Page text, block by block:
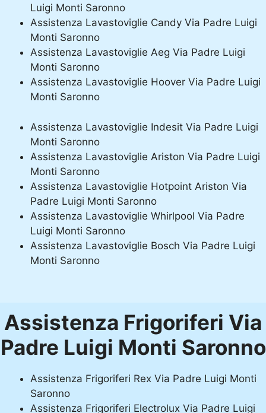
Luigi Monti Saronno
Assistenza Lavastoviglie Candy Via Padre Luigi
Monti Saronno
Assistenza Lavastoviglie Aeg Via Padre Luigi
Monti Saronno
Assistenza Lavastoviglie Hoover Via Padre Luigi
Monti Saronno
Assistenza Lavastoviglie Indesit Via Padre Luigi
Monti Saronno
Assistenza Lavastoviglie Ariston Via Padre Luigi
Monti Saronno
Assistenza Lavastoviglie Hotpoint Ariston Via
Padre Luigi Monti Saronno
Assistenza Lavastoviglie Whirlpool Via Padre
Luigi Monti Saronno
Assistenza Lavastoviglie Bosch Via Padre Luigi
Monti Saronno
Assistenza Frigoriferi Via
Padre Luigi Monti Saronno
Assistenza Frigoriferi Rex Via Padre Luigi Monti
Saronno
Assistenza Frigoriferi Electrolux Via Padre Luigi